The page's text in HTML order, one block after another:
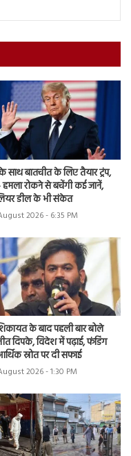
साथ बातचीत के लिए तैयार ट्रंप,
रोकने से बचेंगी कई जानें,
डील के भी संकेत
2026 - 6:35 PM
के बाद पहली बार बोले
दिपके, विदेश में पढ़ाई, फंडिंग
स्रोत पर दी सफाई
2026 - 1:30 PM